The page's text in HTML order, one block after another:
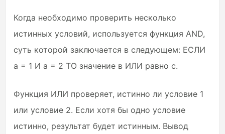
Когда необходимо проверить несколько
истинных условий, используется функция AND,
суть которой заключается в следующем: ЕСЛИ
a = 1 И a = 2 ТО значение в ИЛИ равно c.
Функция ИЛИ проверяет, истинно ли условие 1
или условие 2. Если хотя бы одно условие
истинно, результат будет истинным. Вывод